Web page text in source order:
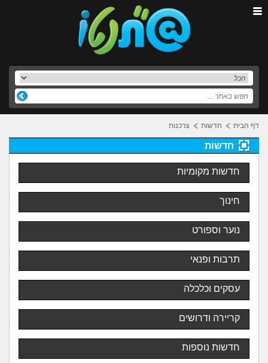
דף הבית חדשות צרכנות
חדשות
חדשות מקומיות
חינוך
נוער וספורט
תרבות ופנאי
עסקים וכלכלה
קריירה ודרושים
חדשות נוספות